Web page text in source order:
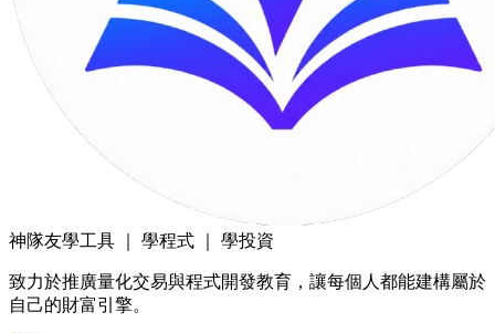
神隊友學工具 ｜ 學程式 ｜ 學投資
致力於推廣量化交易與程式開發教育，讓每個人都能建構屬於
自己的財富引擎。